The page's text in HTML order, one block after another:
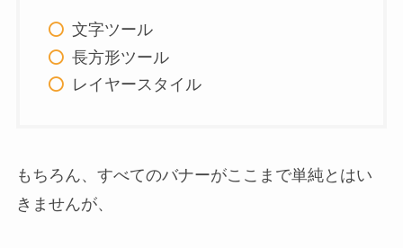
文字ツール
長方形ツール
レイヤースタイル
もちろん、すべてのバナーがここまで単純とはい
きませんが、